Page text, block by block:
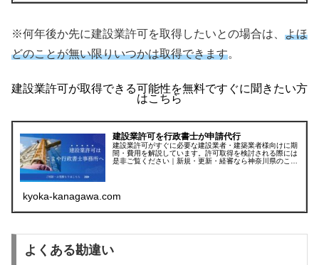
※何年後か先に建設業許可を取得したいとの場合は、 よほ
どのことが無い限りいつかは取得できます。
建設業許可が取得できる可能性を無料ですぐに聞きたい方
はこちら
建設業許可を行政書士が申請代行
建設業許可がすぐに必要な建設業者・建築業者様向けに期
間・費用を解説しています。許可取得を検討される際には
是非ご覧ください｜新規・更新・経審なら神奈川県のこま
kyoka-kanagawa.com
よくある勘違い